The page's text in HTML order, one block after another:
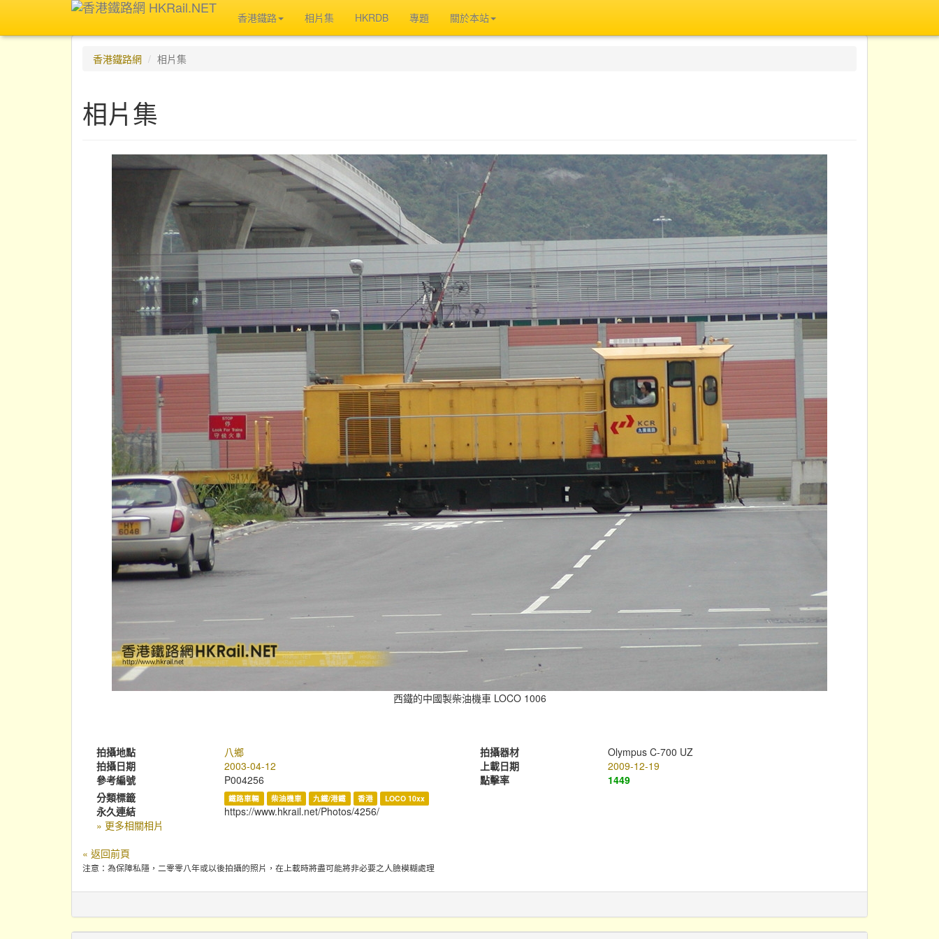
香港鐵路 相片集 HKRDB 專題 關於本站
香港鐵路網 相片集
相片集
西鐵的中國製柴油機車 LOCO 1006
拍攝地點 八鄉 拍攝器材
Olympus C-700 UZ
拍攝日期
2003-04-12 上載日期
2009-12-19
參考編號
P004256 點擊率
1449
分類標籤
鐵路車輛 柴油機車 九鐵/港鐵 香港 LOCO 10xx
永久連結
https://www.hkrail.net/Photos/4256/
» 更多相關相片
« 返回前頁
注意：為保障私隱，二零零八年或以後拍攝的照片，在上載時將盡可能將非必要之人臉模糊處理